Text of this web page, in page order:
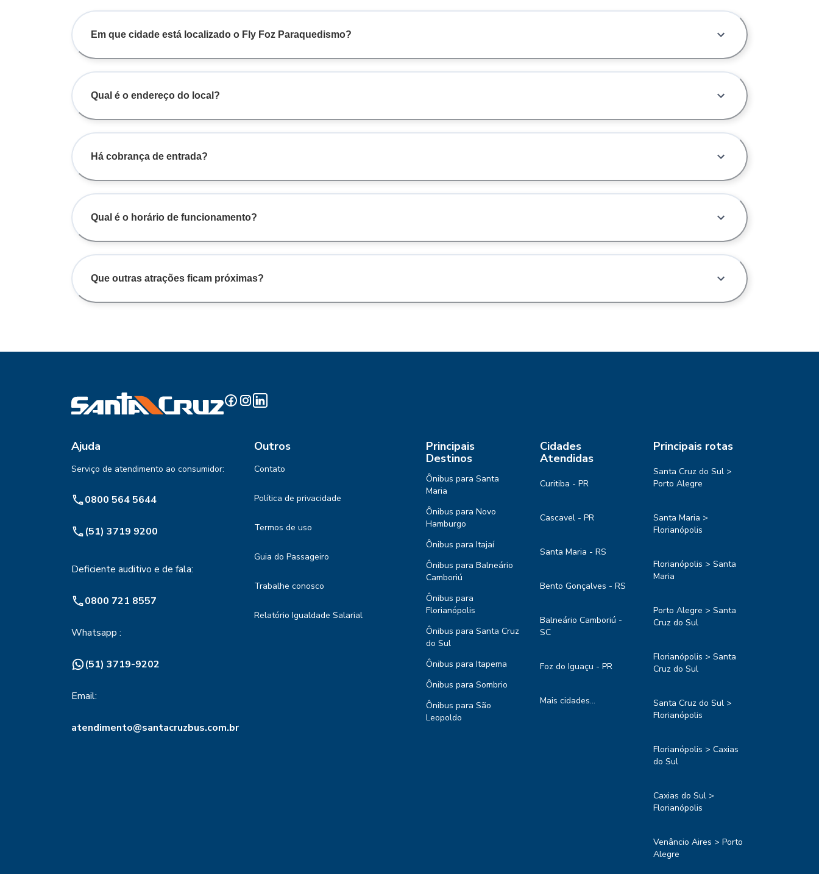
Em que cidade está localizado o Fly Foz Paraquedismo?
Qual é o endereço do local?
Há cobrança de entrada?
Qual é o horário de funcionamento?
Que outras atrações ficam próximas?
Ajuda
Serviço de atendimento ao consumidor:
0800 564 5644
(51) 3719 9200
Deficiente auditivo e de fala:
0800 721 8557
Whatsapp :
(51) 3719-9202
Email:
atendimento@santacruzbus.com.br
Outros
Contato
Política de privacidade
Termos de uso
Guia do Passageiro
Trabalhe conosco
Relatório Igualdade Salarial
Principais
Destinos
Ônibus para Santa
Maria
Ônibus para Novo
Hamburgo
Ônibus para Itajaí
Ônibus para Balneário
Camboriú
Ônibus para
Florianópolis
Ônibus para Santa Cruz
do Sul
Ônibus para Itapema
Ônibus para Sombrio
Ônibus para São
Leopoldo
Cidades
Atendidas
Curitiba - PR
Cascavel - PR
Santa Maria - RS
Bento Gonçalves - RS
Balneário Camboriú -
SC
Foz do Iguaçu - PR
Mais cidades...
Principais rotas
Santa Cruz do Sul >
Porto Alegre
Santa Maria >
Florianópolis
Florianópolis > Santa
Maria
Porto Alegre > Santa
Cruz do Sul
Florianópolis > Santa
Cruz do Sul
Santa Cruz do Sul >
Florianópolis
Florianópolis > Caxias
do Sul
Caxias do Sul >
Florianópolis
Venâncio Aires > Porto
Alegre